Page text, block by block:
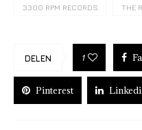
3300 RPM RECORDS THE
DELEN 1
Pinterest